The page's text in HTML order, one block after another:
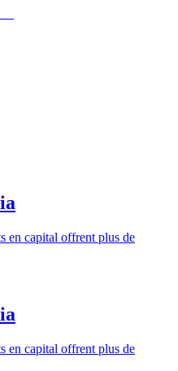
en capital offrent plus de
en capital offrent plus de